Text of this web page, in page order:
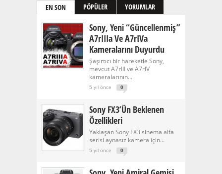
EN SON PÖPÜLER YORUMLAR
Sony, Yeni “güncellenmiş”
A7rIIIa Ve A7rIVa
Kameralarını Duyurdu
Şaşırtıcı bir hareketle Sony,
mevcut A7rIII ve A7rIV
kameralarının...
5 yıl önce 0
Sony FX3’ün Beklenen
Özellikleri
Yaklaşan Sony FX3 sinema alfa
serisi aynasız kamera için...
5 yıl önce 0